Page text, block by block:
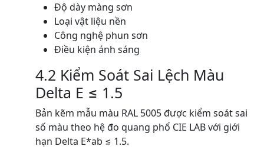
Độ dày màng sơn
Loại vật liệu nền
Công nghệ phun sơn
Điều kiện ánh sáng
4.2 Kiểm Soát Sai Lệch Màu
Delta E ≤ 1.5
Bản kẽm mẫu màu RAL 5005 được kiểm soát sai
số màu theo hệ đo quang phổ CIE LAB với giới
hạn Delta E*ab ≤ 1.5.